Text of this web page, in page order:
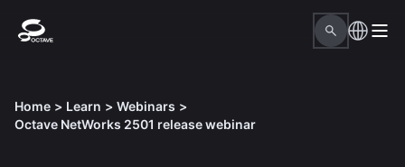
Home > Learn > Webinars >
Octave NetWorks 2501 release webinar